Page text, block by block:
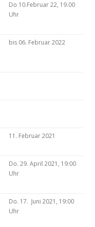
Do 10.Februar 22, 19.00
Uhr
bis 06. Februar 2022
11. Februar 2021
Do. 29. April 2021, 19:00
Uhr
Do. 17. Juni 2021, 19:00
Uhr